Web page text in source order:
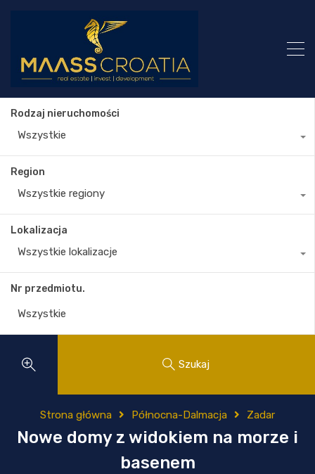
Rodzaj nieruchomości
Wszystkie
Region
Wszystkie regiony
Lokalizacja
Wszystkie lokalizacje
Nr przedmiotu.
Szukaj
Strona główna Północna-Dalmacja Zadar
Nowe domy z widokiem na morze i
basenem